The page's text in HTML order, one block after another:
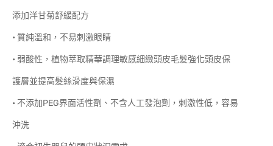
添加洋甘菊舒緩配方
• 質純溫和，不易刺激眼睛
• 弱酸性，植物萃取精華調理敏感細緻頭皮毛髮強化頭皮保
護層並提高髮絲滑度與保濕
• 不添加PEG界面活性劑、不含人工發泡劑，刺激性低，容易
沖洗